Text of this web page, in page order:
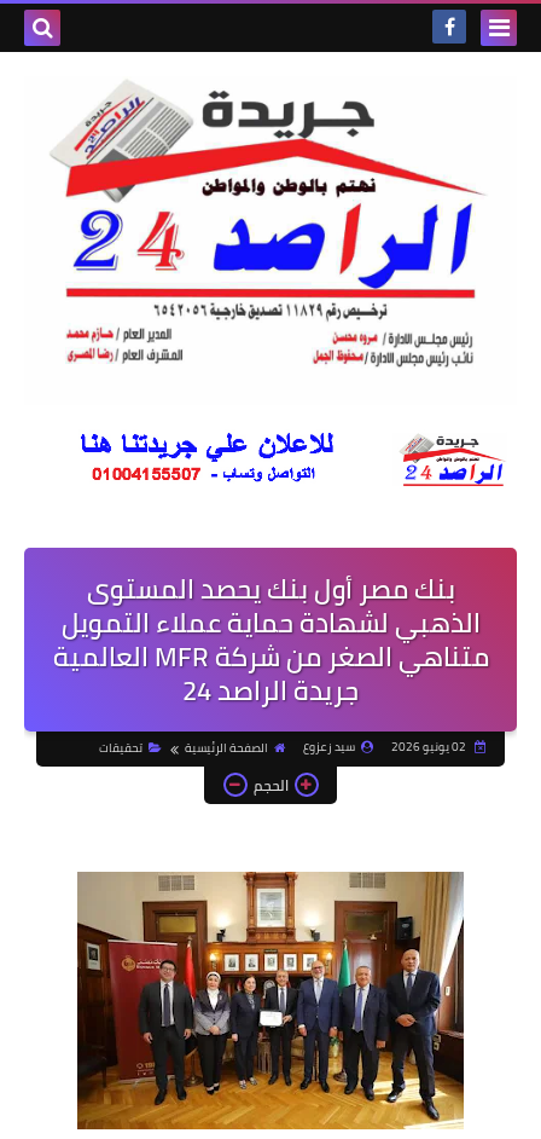
بنك مصر أول بنك يحصد المستوى
الذهبي لشهادة حماية عملاء التمويل
متناهي الصغر من شركة MFR العالمية
جريدة الراصد 24
سيد زعزوع الصفحة الرئيسية تحقيقات
الحجم